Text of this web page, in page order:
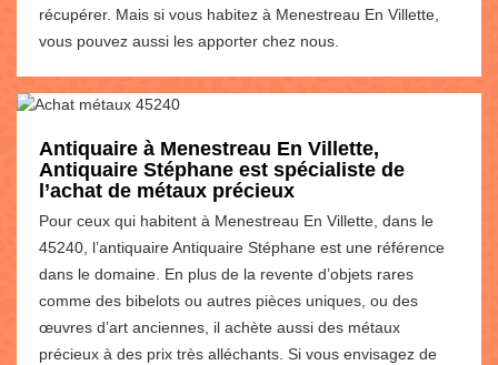
récupérer. Mais si vous habitez à Menestreau En Villette,
vous pouvez aussi les apporter chez nous.
Antiquaire à Menestreau En Villette,
Antiquaire Stéphane est spécialiste de
l’achat de métaux précieux
Pour ceux qui habitent à Menestreau En Villette, dans le
45240, l’antiquaire Antiquaire Stéphane est une référence
dans le domaine. En plus de la revente d’objets rares
comme des bibelots ou autres pièces uniques, ou des
œuvres d’art anciennes, il achète aussi des métaux
précieux à des prix très alléchants. Si vous envisagez de